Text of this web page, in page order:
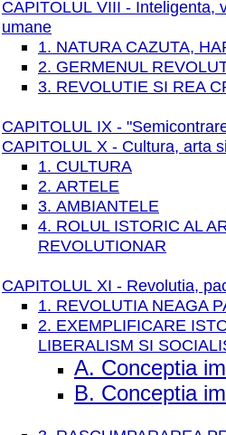
CAPITOLUL VIII - Inteligenta,
umane
1. NATURA CAZUTA,
2. GERMENUL
3. REVOLUTIE SI REA
CAPITOLUL IX -
CAPITOLUL X - Cultura, arta
1. CULTURA
2. ARTELE
3. AMBIANTELE
4. ROLUL ISTORIC AL
REVOLUTIONAR
CAPITOLUL XI - Revolutia,
1. REVOLUTIA NEAGA
2. EXEMPLIFICARE
LIBERALISM SI
A. Conceptia
B. Conceptia